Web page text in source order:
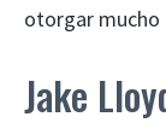
otorgar mucho
Jake